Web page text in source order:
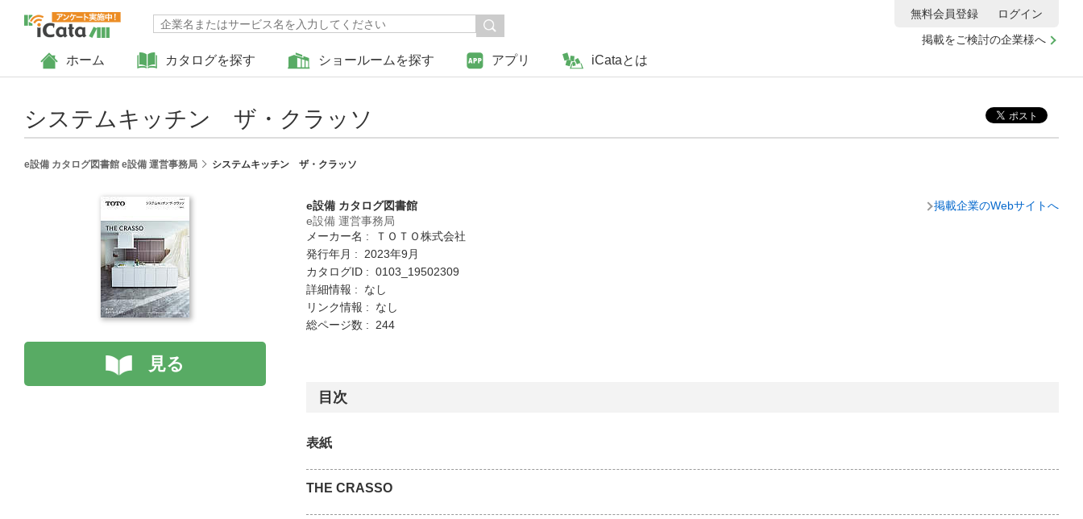
ホーム カタログを探す ショールームを探す アプリ iCataとは
掲載をご検討の企業様へ
無料会員登録 ログイン
システムキッチン ザ・クラッソ
e設備 カタログ図書館 e設備 運営事務局 システムキッチン ザ・クラッソ
見る
e設備 カタログ図書館
e設備 運営事務局
メーカー名 : ＴＯＴＯ株式会社
発行年月 : 2023年9月
カタログID : 0103_19502309
詳細情報 : なし
リンク情報 : なし
総ページ数 : 244
掲載企業のWebサイトへ
目次
表紙
THE CRASSO